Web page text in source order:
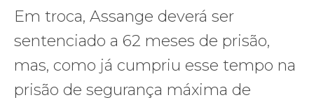
Em troca, Assange deverá ser
sentenciado a 62 meses de prisão,
mas, como já cumpriu esse tempo na
prisão de segurança máxima de